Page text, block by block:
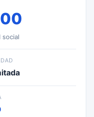
social